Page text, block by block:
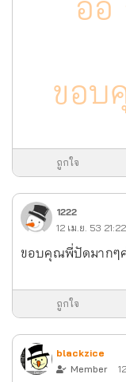
ขอบ
ถูกใจ
1222
12 เม.ย. 53
ขอบคุณพี่ปัดมากๆ
ถูกใจ
blackzice
Member